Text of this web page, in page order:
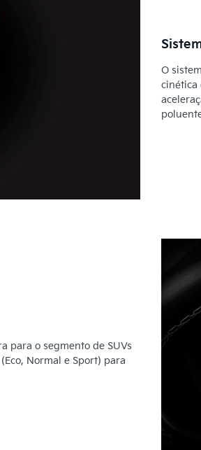
O
cinética
para o segmento de SUVs
Normal e Sport) para